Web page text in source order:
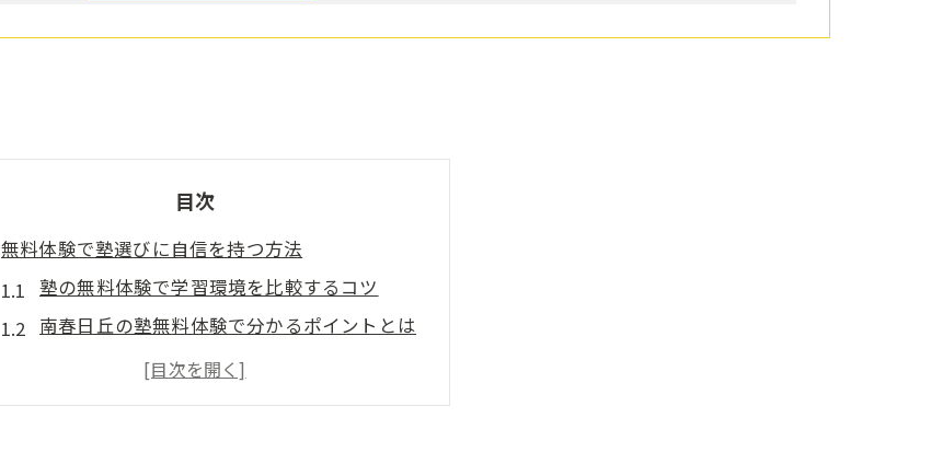
目次
無料体験で塾選びに自信を持つ方法
塾の無料体験で学習環境を比較するコツ
南春日丘の塾無料体験で分かるポイントとは
塾選びで無料体験が役立つ理由を解説
大阪府茨木市で塾の体験を活用する方法